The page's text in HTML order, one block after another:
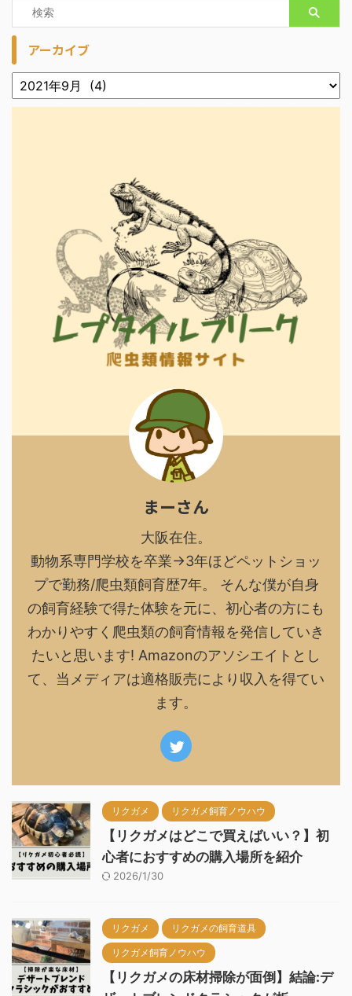
アーカイブ
まーさん
大阪在住。
動物系専門学校を卒業→3年ほどペットショッ
プで勤務/爬虫類飼育歴7年。 そんな僕が自身
の飼育経験で得た体験を元に、初心者の方にも
わかりやすく爬虫類の飼育情報を発信していき
たいと思います! Amazonのアソシエイトとし
て、当メディアは適格販売により収入を得てい
ます。
リクガメ リクガメ飼育ノウハウ
【リクガメはどこで買えばいい？】初
心者におすすめの購入場所を紹介
2026/1/30
リクガメ リクガメの飼育道具
リクガメ飼育ノウハウ
【リクガメの床材掃除が面倒】結論:デ